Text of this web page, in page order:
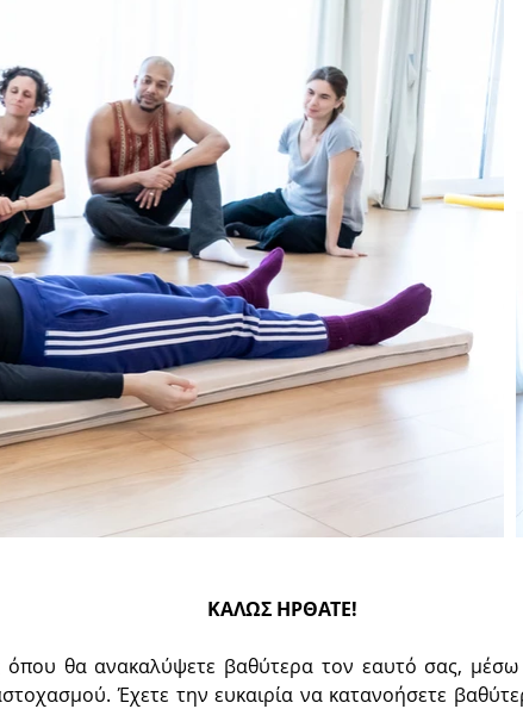
ΚΑΛΩΣ ΗΡΘΑΤΕ!
όπου θα ανακαλύψετε βαθύτερα τον εαυτό σας,
Έχετε την ευκαιρία να κατανοήσετε